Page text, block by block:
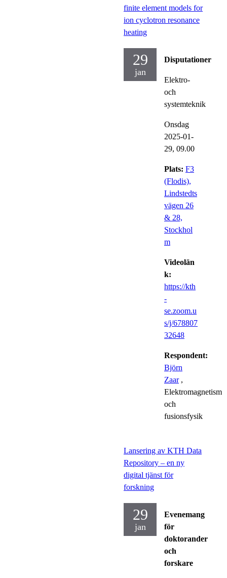
finite element models for
ion cyclotron resonance
heating
29
jan
Disputationer
Elektro-
och
systemteknik
Onsdag
2025-01-
29, 09.00
Plats: F3
(Flodis),
Lindstedts
vägen 26
& 28,
Stockhol
m
Videolän
k:
https://kth
-
se.zoom.u
s/j/678807
32648
Respondent:
Björn
Zaar ,
Elektromagnetism
och
fusionsfysik
Lansering av KTH Data
Repository – en ny
digital tjänst för
forskning
29
jan
Evenemang
för
doktorander
och
forskare